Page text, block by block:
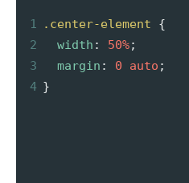
1 .center-element {
2
width : 50%;
3
margin : 0 auto ;
4 }